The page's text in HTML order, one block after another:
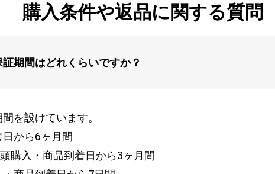
購入条件や返品に関する質問
期間はどれくらいですか？
を設けています。
から6ヶ月間
購入・商品到着日から3ヶ月間